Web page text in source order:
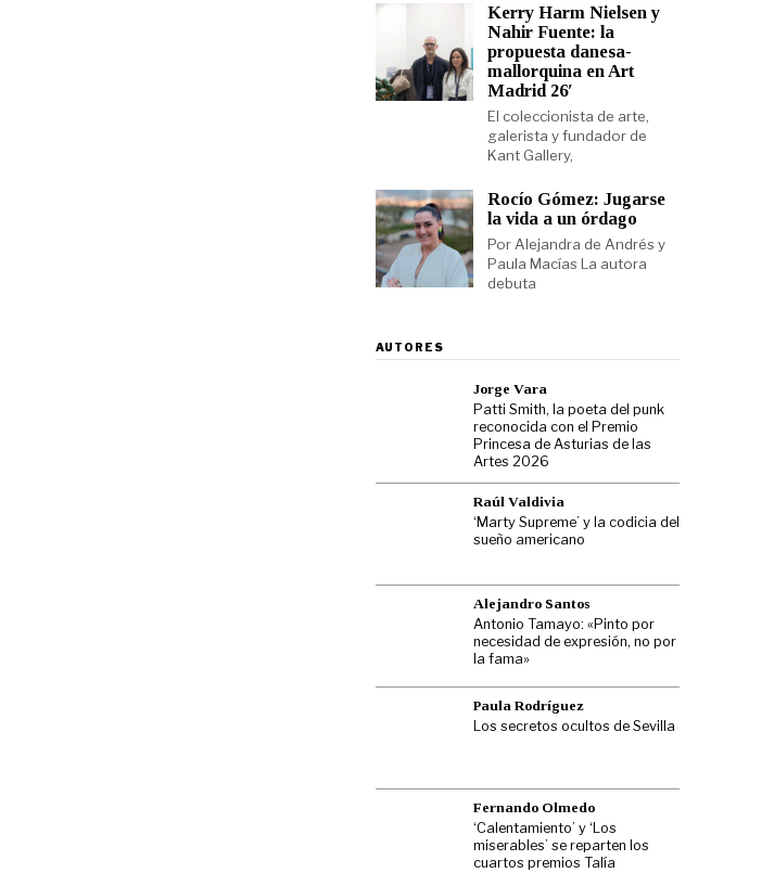
Kerry Harm Nielsen y
Nahir Fuente: la
propuesta danesa-
mallorquina en Art
Madrid 26′
El coleccionista de arte,
galerista y fundador de
Kant Gallery,
Rocío Gómez: Jugarse
la vida a un órdago
Por Alejandra de Andrés y
Paula Macías La autora
debuta
AUTORES
Jorge Vara
Patti Smith, la poeta del punk
reconocida con el Premio
Princesa de Asturias de las
Artes 2026
Raúl Valdivia
‘Marty Supreme’ y la codicia del
sueño americano
Alejandro Santos
Antonio Tamayo: «Pinto por
necesidad de expresión, no por
la fama»
Paula Rodríguez
Los secretos ocultos de Sevilla
Fernando Olmedo
‘Calentamiento’ y ‘Los
miserables’ se reparten los
cuartos premios Talía